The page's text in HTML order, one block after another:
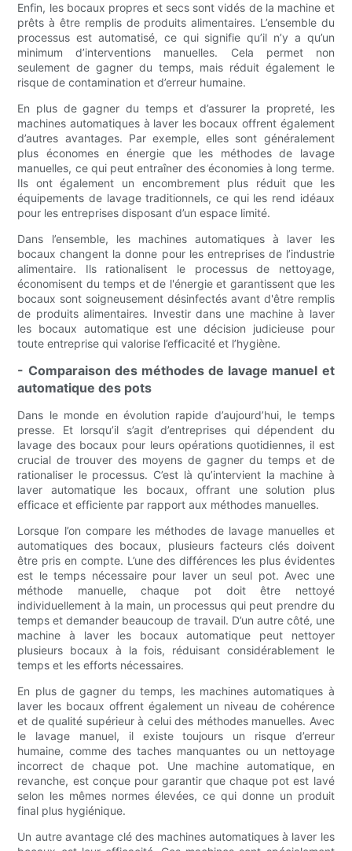
Enfin, les bocaux propres et secs sont vidés de la machine et
prêts à être remplis de produits alimentaires. L’ensemble du
processus est automatisé, ce qui signifie qu’il n’y a qu’un
minimum d’interventions manuelles. Cela permet non
seulement de gagner du temps, mais réduit également le
risque de contamination et d’erreur humaine.
En plus de gagner du temps et d’assurer la propreté, les
machines automatiques à laver les bocaux offrent également
d’autres avantages. Par exemple, elles sont généralement
plus économes en énergie que les méthodes de lavage
manuelles, ce qui peut entraîner des économies à long terme.
Ils ont également un encombrement plus réduit que les
équipements de lavage traditionnels, ce qui les rend idéaux
pour les entreprises disposant d’un espace limité.
Dans l’ensemble, les machines automatiques à laver les
bocaux changent la donne pour les entreprises de l’industrie
alimentaire. Ils rationalisent le processus de nettoyage,
économisent du temps et de l'énergie et garantissent que les
bocaux sont soigneusement désinfectés avant d'être remplis
de produits alimentaires. Investir dans une machine à laver
les bocaux automatique est une décision judicieuse pour
toute entreprise qui valorise l’efficacité et l’hygiène.
- Comparaison des méthodes de lavage manuel et
automatique des pots
Dans le monde en évolution rapide d’aujourd’hui, le temps
presse. Et lorsqu’il s’agit d’entreprises qui dépendent du
lavage des bocaux pour leurs opérations quotidiennes, il est
crucial de trouver des moyens de gagner du temps et de
rationaliser le processus. C’est là qu’intervient la machine à
laver automatique les bocaux, offrant une solution plus
efficace et efficiente par rapport aux méthodes manuelles.
Lorsque l’on compare les méthodes de lavage manuelles et
automatiques des bocaux, plusieurs facteurs clés doivent
être pris en compte. L’une des différences les plus évidentes
est le temps nécessaire pour laver un seul pot. Avec une
méthode manuelle, chaque pot doit être nettoyé
individuellement à la main, un processus qui peut prendre du
temps et demander beaucoup de travail. D’un autre côté, une
machine à laver les bocaux automatique peut nettoyer
plusieurs bocaux à la fois, réduisant considérablement le
temps et les efforts nécessaires.
En plus de gagner du temps, les machines automatiques à
laver les bocaux offrent également un niveau de cohérence
et de qualité supérieur à celui des méthodes manuelles. Avec
le lavage manuel, il existe toujours un risque d’erreur
humaine, comme des taches manquantes ou un nettoyage
incorrect de chaque pot. Une machine automatique, en
revanche, est conçue pour garantir que chaque pot est lavé
selon les mêmes normes élevées, ce qui donne un produit
final plus hygiénique.
Un autre avantage clé des machines automatiques à laver les